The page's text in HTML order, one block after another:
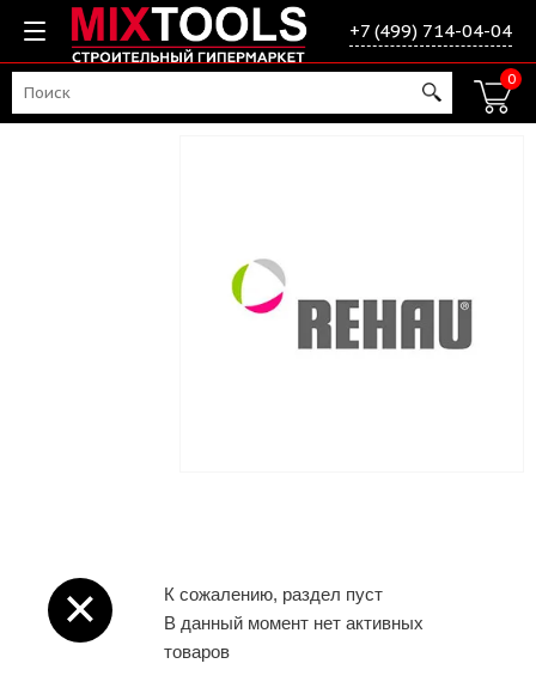
+7 (499) 714-04-04
0
К сожалению, раздел пуст
В данный момент нет активных
товаров